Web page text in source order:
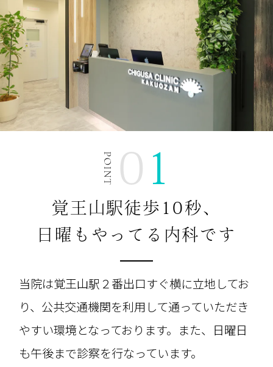
01
覚王山駅徒歩10秒、
日曜もやってる内科です
当院は覚王山駅２番出口すぐ横に立地してお
り、公共交通機関を利用して通っていただき
やすい環境となっております。また、 日曜日
も午後まで診察を行なっています。